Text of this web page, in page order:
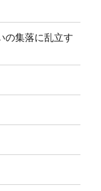
の集落に乱立す